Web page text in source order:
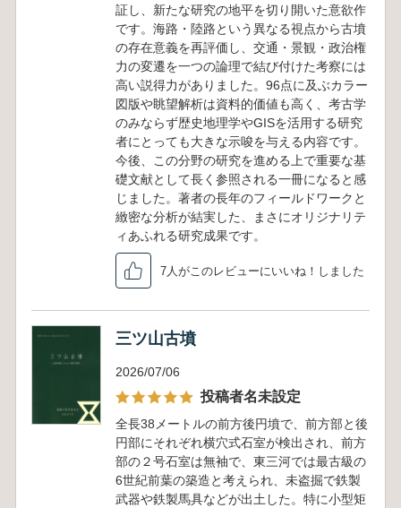
証し、新たな研究の地平を切り開いた意欲作
です。海路・陸路という異なる視点から古墳
の存在意義を再評価し、交通・景観・政治権
力の変遷を一つの論理で結び付けた考察には
高い説得力がありました。96点に及ぶカラー
図版や眺望解析は資料的価値も高く、考古学
のみならず歴史地理学やGISを活用する研究
者にとっても大きな示唆を与える内容です。
今後、この分野の研究を進める上で重要な基
礎文献として長く参照される一冊になると感
じました。著者の長年のフィールドワークと
緻密な分析が結実した、まさにオリジナリテ
ィあふれる研究成果です。
7人がこのレビューにいいね！しました
三ツ山古墳
2026/07/06
投稿者名未設定
全長38メートルの前方後円墳で、前方部と後
円部にそれぞれ横穴式石室が検出され、前方
部の２号石室は無袖で、東三河では最古級の
6世紀前葉の築造と考えられ、未盗掘で鉄製
武器や鉄製馬具などが出土した。特に小型矩